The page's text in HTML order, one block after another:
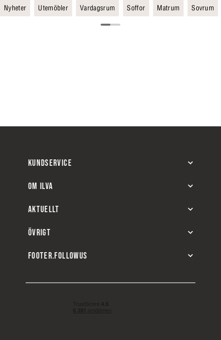
Nyheter Utemöbler Vardagsrum Soffor Matrum Sovrum
KUNDSERVICE
OM ILVA
AKTUELLT
ÖVRIGT
FOOTER.FOLLOWUS